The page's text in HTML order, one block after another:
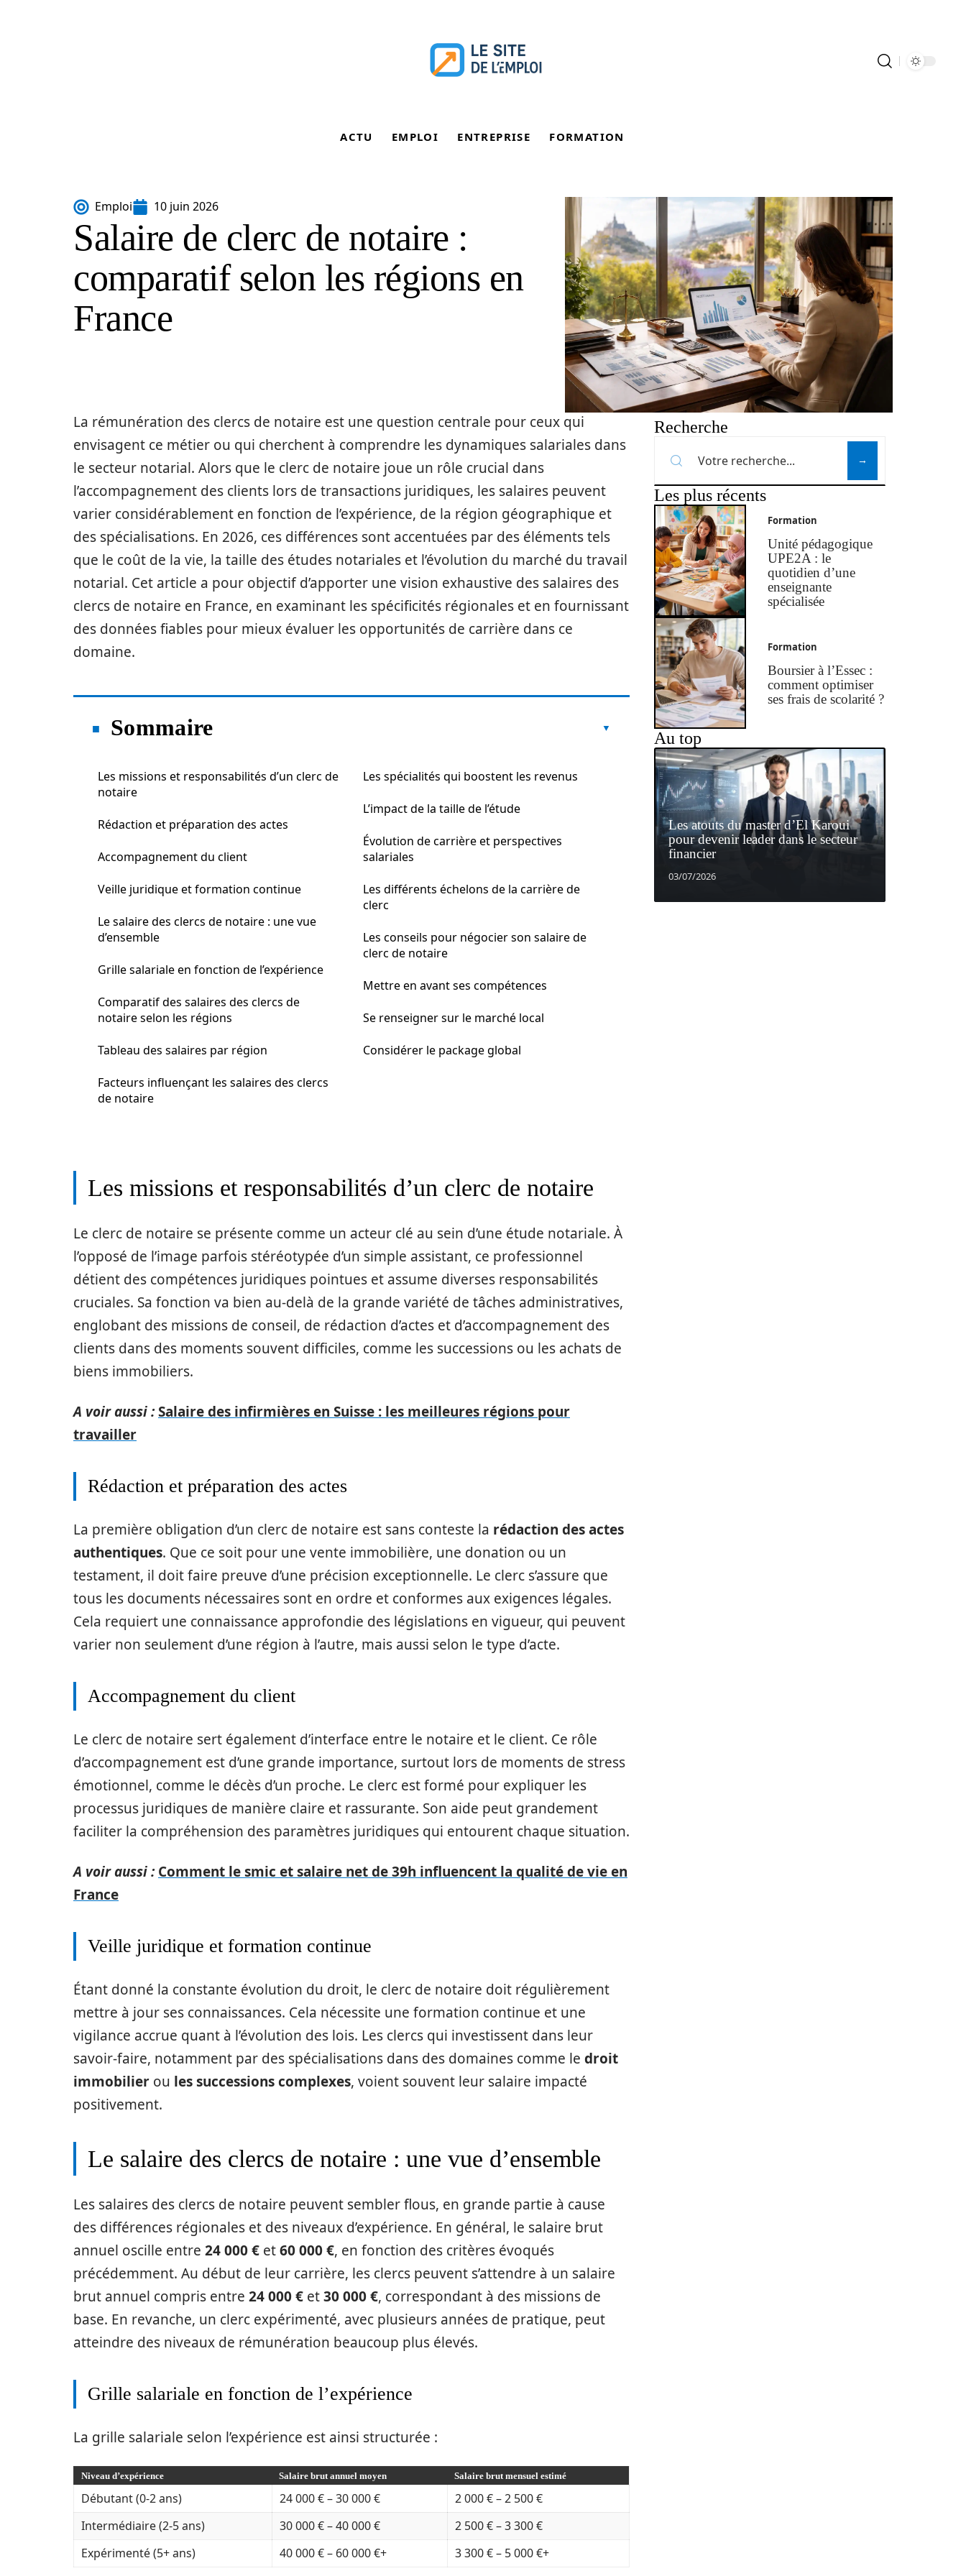
ACTU EMPLOI ENTREPRISE FORMATION
Emploi 10 juin 2026
Salaire de clerc de notaire :
comparatif selon les régions en
France
La rémunération des clercs de notaire est une question centrale pour ceux qui
envisagent ce métier ou qui cherchent à comprendre les dynamiques salariales dans
le secteur notarial. Alors que le clerc de notaire joue un rôle crucial dans
l’accompagnement des clients lors de transactions juridiques, les salaires peuvent
varier considérablement en fonction de l’expérience, de la région géographique et
des spécialisations. En 2026, ces différences sont accentuées par des éléments tels
que le coût de la vie, la taille des études notariales et l’évolution du marché du travail
notarial. Cet article a pour objectif d’apporter une vision exhaustive des salaires des
clercs de notaire en France, en examinant les spécificités régionales et en fournissant
des données fiables pour mieux évaluer les opportunités de carrière dans ce
domaine.
Sommaire
Les missions et responsabilités d’un clerc de
notaire
Rédaction et préparation des actes
Accompagnement du client
Veille juridique et formation continue
Le salaire des clercs de notaire : une vue
d’ensemble
Grille salariale en fonction de l’expérience
Comparatif des salaires des clercs de
notaire selon les régions
Tableau des salaires par région
Facteurs influençant les salaires des clercs
de notaire
Les spécialités qui boostent les revenus
L’impact de la taille de l’étude
Évolution de carrière et perspectives
salariales
Les différents échelons de la carrière de
clerc
Les conseils pour négocier son salaire de
clerc de notaire
Mettre en avant ses compétences
Se renseigner sur le marché local
Considérer le package global
Les missions et responsabilités d’un clerc de notaire
Le clerc de notaire se présente comme un acteur clé au sein d’une étude notariale. À
l’opposé de l’image parfois stéréotypée d’un simple assistant, ce professionnel
détient des compétences juridiques pointues et assume diverses responsabilités
cruciales. Sa fonction va bien au-delà de la grande variété de tâches administratives,
englobant des missions de conseil, de rédaction d’actes et d’accompagnement des
clients dans des moments souvent difficiles, comme les successions ou les achats de
biens immobiliers.
A voir aussi :Salaire des infirmières en Suisse : les meilleures régions pour
travailler
Rédaction et préparation des actes
La première obligation d’un clerc de notaire est sans conteste la rédaction des actes
authentiques. Que ce soit pour une vente immobilière, une donation ou un
testament, il doit faire preuve d’une précision exceptionnelle. Le clerc s’assure que
tous les documents nécessaires sont en ordre et conformes aux exigences légales.
Cela requiert une connaissance approfondie des législations en vigueur, qui peuvent
varier non seulement d’une région à l’autre, mais aussi selon le type d’acte.
Accompagnement du client
Le clerc de notaire sert également d’interface entre le notaire et le client. Ce rôle
d’accompagnement est d’une grande importance, surtout lors de moments de stress
émotionnel, comme le décès d’un proche. Le clerc est formé pour expliquer les
processus juridiques de manière claire et rassurante. Son aide peut grandement
faciliter la compréhension des paramètres juridiques qui entourent chaque situation.
A voir aussi : Comment le smic et salaire net de 39h influencent la qualité de vie en
France
Veille juridique et formation continue
Étant donné la constante évolution du droit, le clerc de notaire doit régulièrement
mettre à jour ses connaissances. Cela nécessite une formation continue et une
vigilance accrue quant à l’évolution des lois. Les clercs qui investissent dans leur
savoir-faire, notamment par des spécialisations dans des domaines comme le droit
immobilier ou les successions complexes, voient souvent leur salaire impacté
positivement.
Le salaire des clercs de notaire : une vue d’ensemble
Les salaires des clercs de notaire peuvent sembler flous, en grande partie à cause
des différences régionales et des niveaux d’expérience. En général, le salaire brut
annuel oscille entre 24 000 € et60 000 €, en fonction des critères évoqués
précédemment. Au début de leur carrière, les clercs peuvent s’attendre à un salaire
brut annuel compris entre 24 000 € et30 000 €, correspondant à des missions de
base. En revanche, un clerc expérimenté, avec plusieurs années de pratique, peut
atteindre des niveaux de rémunération beaucoup plus élevés.
Grille salariale en fonction de l’expérience
La grille salariale selon l’expérience est ainsi structurée :
Niveau d’expérience Salaire brut annuel moyen Salaire brut mensuel estimé
Débutant (0-2 ans) 24 000 € – 30 000 €
2 000 € – 2 500 €
Intermédiaire (2-5 ans)
30 000 € – 40 000 €
2 500 € – 3 300 €
Expérimenté (5+ ans)
40 000 € – 60 000 €+ 3 300 € – 5 000 €+
Recherche
Les plus récents
Formation
Unité pédagogique
UPE2A : le
quotidien d’une
enseignante
spécialisée
Formation
Boursier à l’Essec :
comment optimiser
ses frais de scolarité ?
Au top
Les atouts du master d’El Karoui
pour devenir leader dans le secteur
financier
03/07/2026